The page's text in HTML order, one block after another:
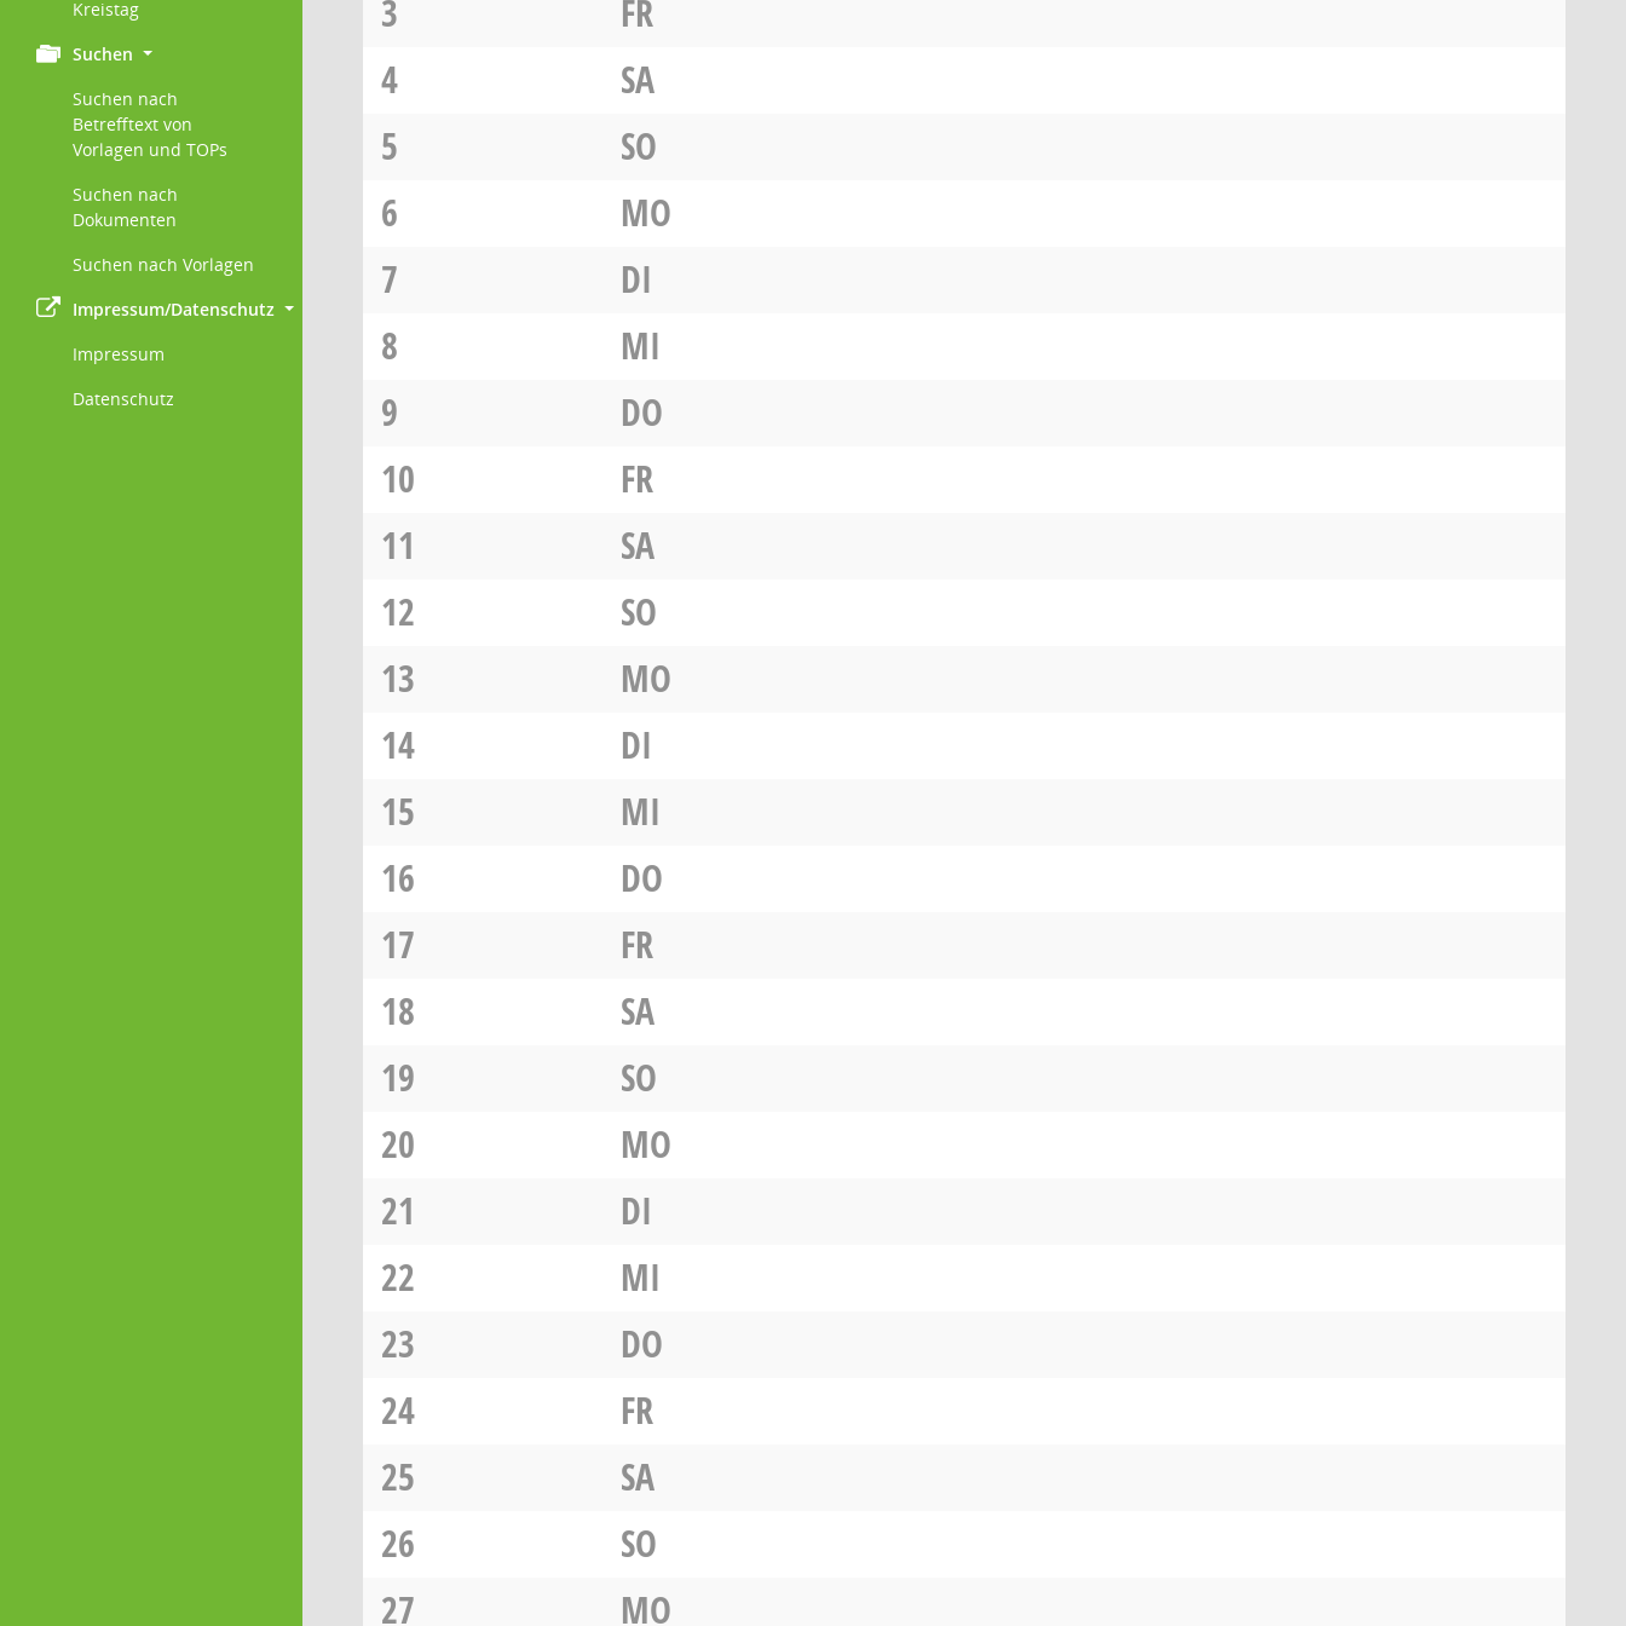
Kreistag
Suchen
Suchen nach
Betrefftext von
Vorlagen und TOPs
Suchen nach
Dokumenten
Suchen nach Vorlagen
Impressum/Datenschutz
Impressum
Datenschutz
3
FR
4
SA
5
SO
6
MO
7
DI
8
MI
9
DO
10
FR
11
SA
12
SO
13
MO
14
DI
15
MI
16
DO
17
FR
18
SA
19
SO
20
MO
21
DI
22
MI
23
DO
24
FR
25
SA
26
SO
27
MO